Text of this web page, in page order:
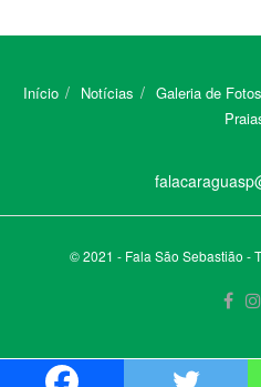
Início Notícias Galeria de Fotos
© 2021 - Fala São Sebastião -